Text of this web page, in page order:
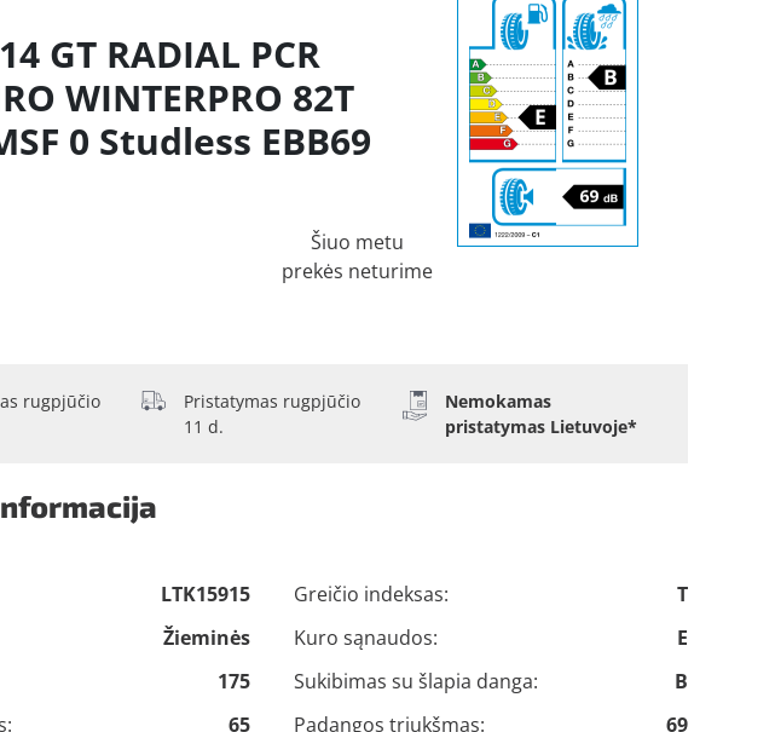
GT RADIAL PCR
WINTERPRO 82T
0 Studless EBB69
Šiuo metu
prekės neturime
rugpjūčio
Pristatymas rugpjūčio
11 d.
Nemokamas
pristatymas Lietuvoje*
LTK15915
Žieminės
175
65
Greičio indeksas:
T
Kuro sąnaudos:
E
Sukibimas su šlapia danga:
B
Padangos triukšmas:
69